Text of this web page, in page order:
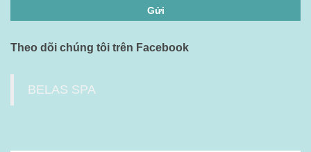
Theo dõi chúng tôi trên Facebook
BELAS SPA